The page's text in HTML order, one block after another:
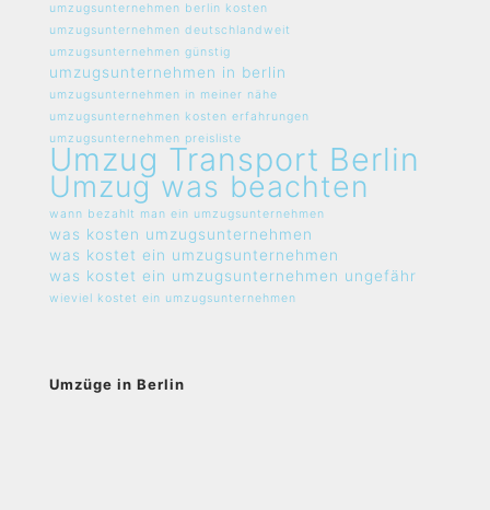
umzugsunternehmen berlin kosten
umzugsunternehmen deutschlandweit
umzugsunternehmen günstig
umzugsunternehmen in berlin
umzugsunternehmen in meiner nähe
umzugsunternehmen kosten erfahrungen
umzugsunternehmen preisliste
Umzug Transport Berlin
Umzug was beachten
wann bezahlt man ein umzugsunternehmen
was kosten umzugsunternehmen
was kostet ein umzugsunternehmen
was kostet ein umzugsunternehmen ungefähr
wieviel kostet ein umzugsunternehmen
Umzüge in Berlin